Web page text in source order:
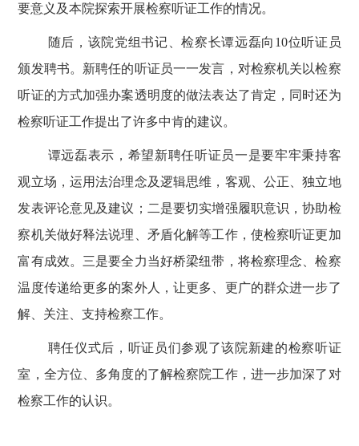
要意义及本院探索开展检察听证工作的情况。
随后，该院党组书记、检察长谭远磊向 10位听证员
颁发聘书。新聘任的听证员一一发言，对检察机关以检察
听证的方式加强办案透明度的做法表达了肯定，同时还为
检察听证工作提出了许多中肯的建议。
谭远磊表示，希望新聘任听证员一是要牢牢秉持客
观立场，运用法治理念及逻辑思维，客观、公正、独立地
发表评论意见及建议；二是要切实增强履职意识，协助检
察机关做好释法说理、矛盾化解等工作，使检察听证更加
富有成效。三是要全力当好桥梁纽带，将检察理念、检察
温度传递给更多的案外人，让更多、更广的群众进一步了
解、关注、支持检察工作。
聘任仪式后，听证员们参观了该院新建的检察听证
室，全方位、多角度的了解检察院工作，进一步加深了对
检察工作的认识。